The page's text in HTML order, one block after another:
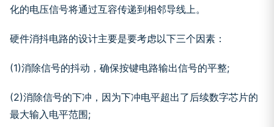
化的电压信号将通过互容传递到相邻导线上。
硬件消抖电路的设计主要是要考虑以下三个因素：
(1)消除信号的抖动，确保按键电路输出信号的平整;
(2)消除信号的下冲，因为下冲电平超出了后续数字芯片的
最大输入电平范围;